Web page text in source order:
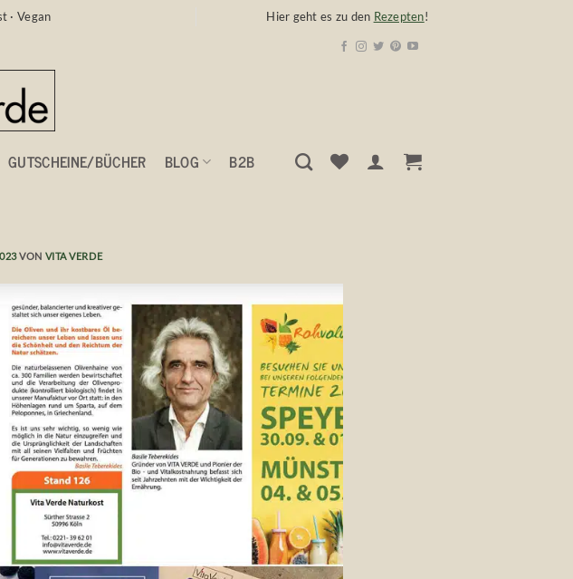
· Vegan Hier geht es zu den Rezepten!
GUTSCHEINE/BÜCHER BLOG B2B
VON VITA VERDE